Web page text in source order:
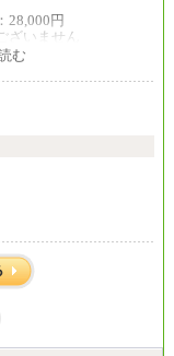
28,000円
いません
む